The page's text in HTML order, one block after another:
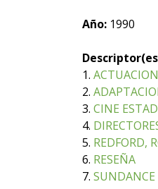
Año: 1990
1. ACTUACION
2.
3. CINE
4.
5. REDFORD,
6. RESEÑA
7.